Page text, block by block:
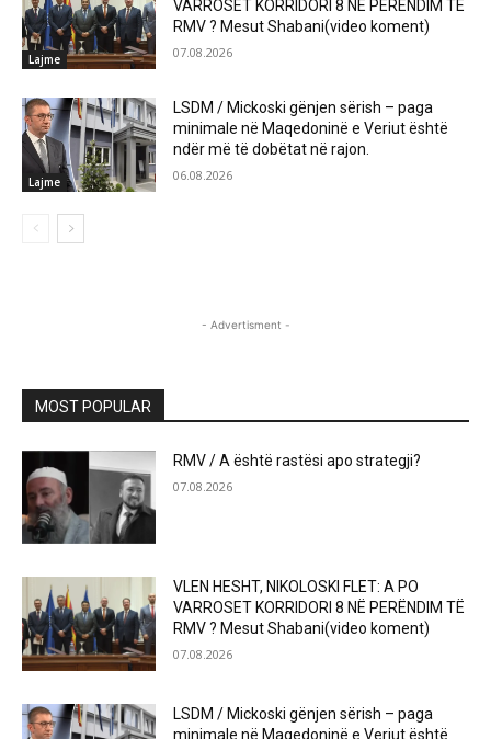
Lajme
VARROSET KORRIDORI 8 NË PERËNDIM TË
RMV ? Mesut Shabani(video koment)
07.08.2026
Lajme
LSDM / Mickoski gënjen sërish – paga
minimale në Maqedoninë e Veriut është
ndër më të dobëtat në rajon.
06.08.2026
- Advertisment -
MOST POPULAR
RMV / A është rastësi apo strategji?
07.08.2026
VLEN HESHT, NIKOLOSKI FLET: A PO
VARROSET KORRIDORI 8 NË PERËNDIM TË
RMV ? Mesut Shabani(video koment)
07.08.2026
LSDM / Mickoski gënjen sërish – paga
minimale në Maqedoninë e Veriut është